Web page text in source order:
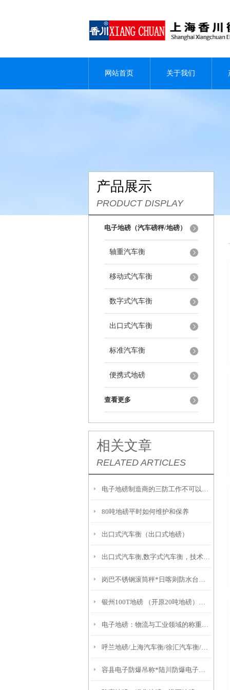
网站首页 关于我们
产品展示
PRODUCT DISPLAY
电子地磅（汽车磅秤/地磅）
轴重汽车衡
移动式汽车衡
数字式汽车衡
出口式汽车衡
标准汽车衡
便携式地磅
查看更多
相关文章
RELATED ARTICLES
电子地磅制造商的三防工作不可以缺少
80吨地磅平时如何维护和保养
出口式汽车衡（出口式地磅）
出口式汽车衡,数字式汽车衡，技术指标
岗巴不锈钢滚筒秤*日喀则防水台秤*拉萨不锈钢称*城关1吨吊秤
银州100T地磅 （开原20吨地磅）明山便携式汽车衡
电子地磅：物流与工业领域的称重“基石”
呼兰地磅/上海汽车衡/徐汇汽车衡/航头汽车衡维修
容县电子防爆吊称*陆川防爆电子磅称*马山200吨吊秤*上林2T地磅